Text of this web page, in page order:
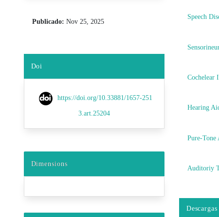
Publicado: Nov 25, 2025
Doi
https://doi.org/10.33881/1657-251
3.art.25204
Dimensions
Speech
Cochelear
Hearing
Pure-Tone
Auditoriy
Descargas